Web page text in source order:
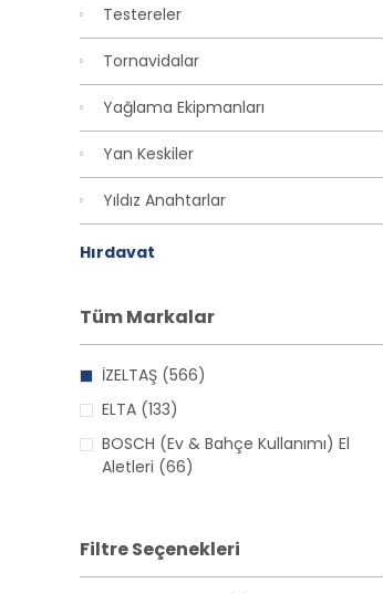
Testereler
Tornavidalar
Yağlama Ekipmanları
Yan Keskiler
Yıldız Anahtarlar
Hırdavat
Tüm Markalar
İZELTAŞ (566)
ELTA (133)
BOSCH (Ev & Bahçe Kullanımı) El
Aletleri (66)
Filtre Seçenekleri